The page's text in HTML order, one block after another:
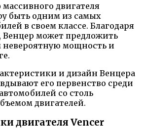
массивного двигателя
быть одним из самых
в своем классе. Благодаря
Венцер может предложить
невероятную мощность и
и дизайн Венцера
его первенство среди
со столь
двигателей.
двигателя Vencer